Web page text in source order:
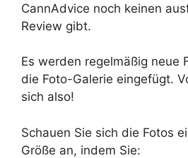
CannAdvice noch keinen
Review gibt.
Es werden regelmäßig neue
die Foto-Galerie eingefügt.
sich also!
Schauen Sie sich die Fotos
Größe an, indem Sie: